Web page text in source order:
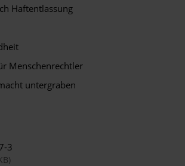
Haftentlassung
Menschenrechtler
untergraben
3